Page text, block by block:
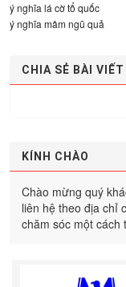
ý nghĩa lá cờ tổ quốc
ý nghĩa mâm ngũ quả
CHIA SẺ BÀI VIẾT
KÍNH CHÀO
Chào mừng quý
liên hệ theo địa chỉ
chăm sóc một cách